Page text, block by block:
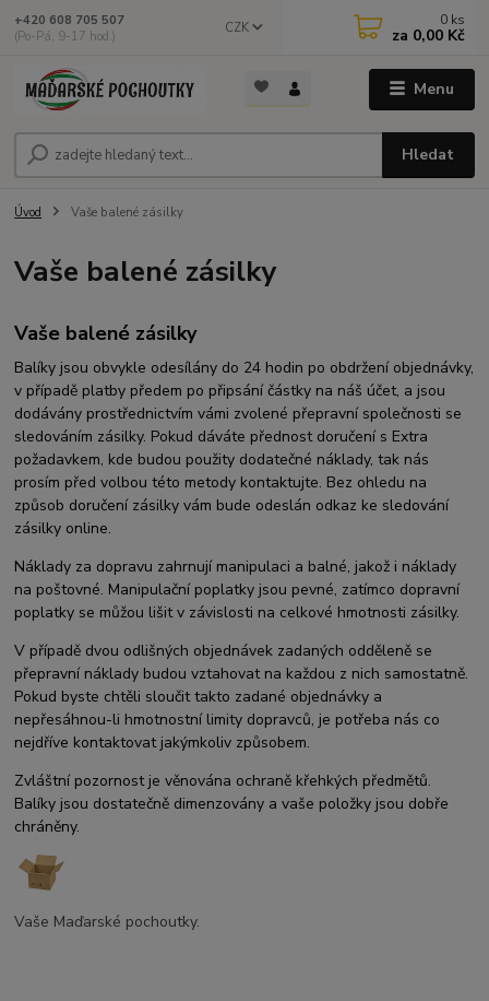
Menu
CZK
Hledat
+420 608 705 507
(Po-Pá, 9-17 hod.)
0 ks
za 0,00 Kč
Úvod Vaše balené zásilky
Vaše balené zásilky
Vaše balené zásilky
Balíky jsou obvykle odesílány do 24 hodin po obdržení objednávky,
v případě platby předem po připsání částky na náš účet, a jsou
dodávány prostřednictvím vámi zvolené přepravní společnosti se
sledováním zásilky. Pokud dáváte přednost doručení s Extra
požadavkem, kde budou použity dodatečné náklady, tak nás
prosím před volbou této metody kontaktujte. Bez ohledu na
způsob doručení zásilky vám bude odeslán odkaz ke sledování
zásilky online.
Náklady za dopravu zahrnují manipulaci a balné, jakož i náklady
na poštovné. Manipulační poplatky jsou pevné, zatímco dopravní
poplatky se můžou lišit v závislosti na celkové hmotnosti zásilky.
V případě dvou odlišných objednávek zadaných odděleně se
přepravní náklady budou vztahovat na každou z nich samostatně.
Pokud byste chtěli sloučit takto zadané objednávky a
nepřesáhnou-li hmotnostní limity dopravců, je potřeba nás co
nejdříve kontaktovat jakýmkoliv způsobem.
Zvláštní pozornost je věnována ochraně křehkých předmětů.
Balíky jsou dostatečně dimenzovány a vaše položky jsou dobře
chráněny.
Vaše Maďarské pochoutky.